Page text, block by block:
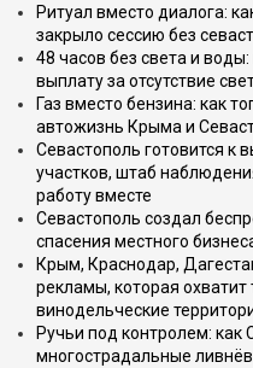
Ритуал вместо диалога:
закрыло сессию без
48 часов без света и
выплату за отсутствие
Газ вместо бензина: как
автожизнь Крыма и
Севастополь готовится к
участков, штаб
работу вместе
Севастополь создал
спасения местного
Крым, Краснодар,
рекламы, которая
винодельческие
Ручьи под контролем: как
многострадальные